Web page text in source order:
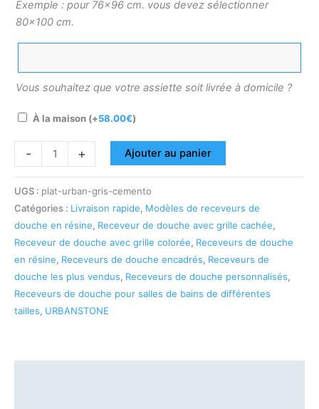
Exemple : pour 76×96 cm. vous devez sélectionner
80×100 cm.
Vous souhaitez que votre assiette soit livrée à domicile ?
À la maison (+58.00€)
- + Ajouter au panier
UGS : plat-urban-gris-cemento
Catégories : Livraison rapide, Modèles de receveurs de
douche en résine, Receveur de douche avec grille cachée,
Receveur de douche avec grille colorée, Receveurs de douche
en résine, Receveurs de douche encadrés, Receveurs de
douche les plus vendus, Receveurs de douche personnalisés,
Receveurs de douche pour salles de bains de différentes
tailles, URBANSTONE